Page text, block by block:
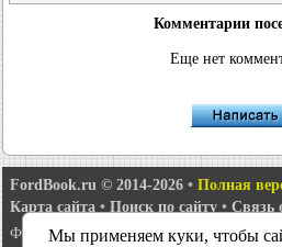
Комментарии
Еще нет
FordBook.ru © 2014-2026 • Полная
Карта сайта • Поиск по сайту • Связь
Фокус 1• Фокус Турнир 1•Фокус 2•
Мы применяем куки, чтобы